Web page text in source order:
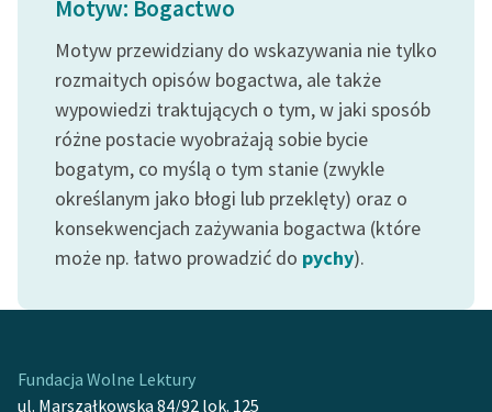
Ręce pełne poezji
Kolekcje edukacyjne
twórców przechodzących
do domeny publicznej,
lektur szkolnych oraz
Starego Testamentu
Odkurzamy bohaterów
Szkoła Poezji Wolnych
Kontakt
Motyw: Bogactwo
Motyw przewidziany do wskazywania nie tylko
rozmaitych opisów bogactwa, ale także
wypowiedzi traktujących o tym, w jaki sposób
różne postacie wyobrażają sobie bycie
bogatym, co myślą o tym stanie (zwykle
określanym jako błogi lub przeklęty) oraz o
konsekwencjach zażywania bogactwa (które
może np. łatwo prowadzić do pychy).
Fundacja Wolne Lektury
ul. Marszałkowska 84/92 lok. 125